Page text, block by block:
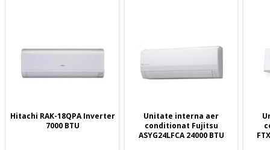
Hitachi RAK-18QPA Inverter
7000 BTU
Unitate interna aer
conditionat Fujitsu
ASYG24LFCA 24000 BTU